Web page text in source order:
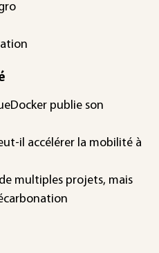
publie son
il accélérer la mobilité à
multiples projets, mais